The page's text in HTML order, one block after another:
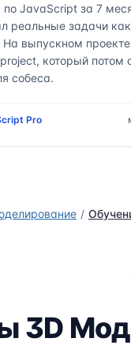
JavaScript за 7
реальные задачи
выпускном проекте
который потом
собеса.
Pro
3D